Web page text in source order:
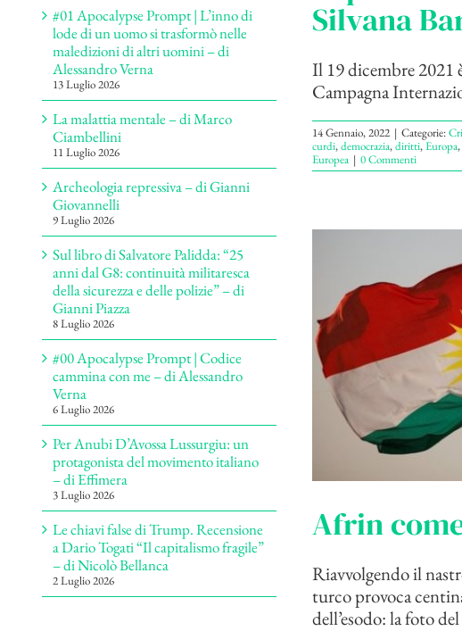
Silvana
Il 19 dicembre 2021
Campagna
14 Gennaio, 2022 | Categorie:
curdi,democrazia,diritti,Europa,
Europea | 0 Commenti
Afrin
Riavvolgendo il
turco provoca
dell’esodo: la foto
#01 Apocalypse Prompt | L’inno di
lode di un uomo si trasformò nelle
maledizioni di altri uomini – di
Alessandro Verna
13 Luglio 2026
La malattia mentale – di Marco
Ciambellini
11 Luglio 2026
Archeologia repressiva – di Gianni
Giovannelli
9 Luglio 2026
Sul libro di Salvatore Palidda: “25
anni dal G8: continuità militaresca
della sicurezza e delle polizie” – di
Gianni Piazza
8 Luglio 2026
#00 Apocalypse Prompt | Codice
cammina con me – di Alessandro
Verna
6 Luglio 2026
Per Anubi D’Avossa Lussurgiu: un
protagonista del movimento italiano
– di Effimera
3 Luglio 2026
Le chiavi false di Trump. Recensione
a Dario Togati “Il capitalismo fragile”
– di Nicolò Bellanca
2 Luglio 2026